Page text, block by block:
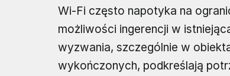
Wi-Fi często napotyka na
możliwości ingerencji w
wyzwania, szczególnie w
wykończonych, podkreślają